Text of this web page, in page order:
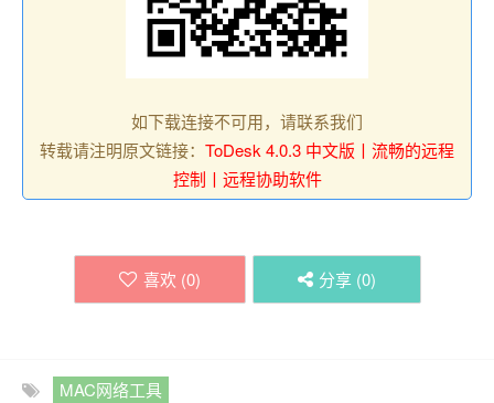
如下载连接不可用，请联系我们
转载请注明原文链接： ToDesk 4.0.3 中文版丨流畅的远程
控制丨远程协助软件
喜欢 (0) 分享 (0)
MAC网络工具